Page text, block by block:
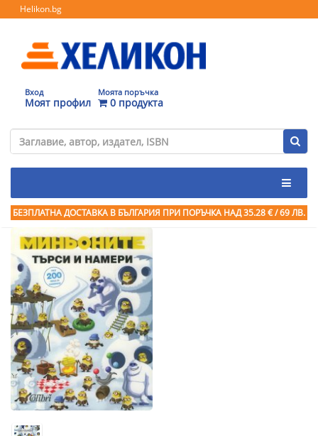
Helikon.bg
Вход
Моят профил
Моята поръчка
0 продукта
БЕЗПЛАТНА ДОСТАВКА В БЪЛГАРИЯ ПРИ ПОРЪЧКА НАД 35.28 € / 69 ЛВ.